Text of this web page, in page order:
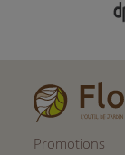
Promotions